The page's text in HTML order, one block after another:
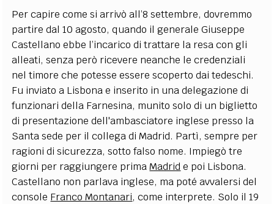
Per capire come si arrivò all’8 settembre, dovremmo
partire dal 10 agosto, quando il generale Giuseppe
Castellano ebbe l’incarico di trattare la resa con gli
alleati, senza però ricevere neanche le credenziali
nel timore che potesse essere scoperto dai tedeschi.
Fu inviato a Lisbona e inserito in una delegazione di
funzionari della Farnesina, munito solo di un biglietto
di presentazione dell'ambasciatore inglese presso la
Santa sede per il collega di Madrid. Partì, sempre per
ragioni di sicurezza, sotto falso nome. Impiegò tre
giorni per raggiungere primaMadride poi Lisbona.
Castellano non parlava inglese, ma poté avvalersi del
console Franco Montanari, come interprete. Solo il 19